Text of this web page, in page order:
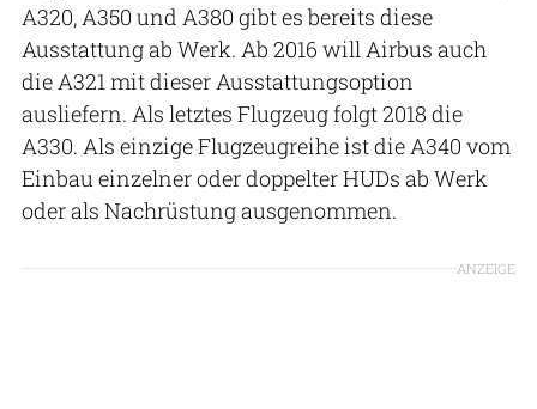
A320, A350 und A380 gibt es bereits diese
Ausstattung ab Werk. Ab 2016 will Airbus auch
die A321 mit dieser Ausstattungsoption
ausliefern. Als letztes Flugzeug folgt 2018 die
A330. Als einzige Flugzeugreihe ist die A340 vom
Einbau einzelner oder doppelter HUDs ab Werk
oder als Nachrüstung ausgenommen.
ANZEIGE